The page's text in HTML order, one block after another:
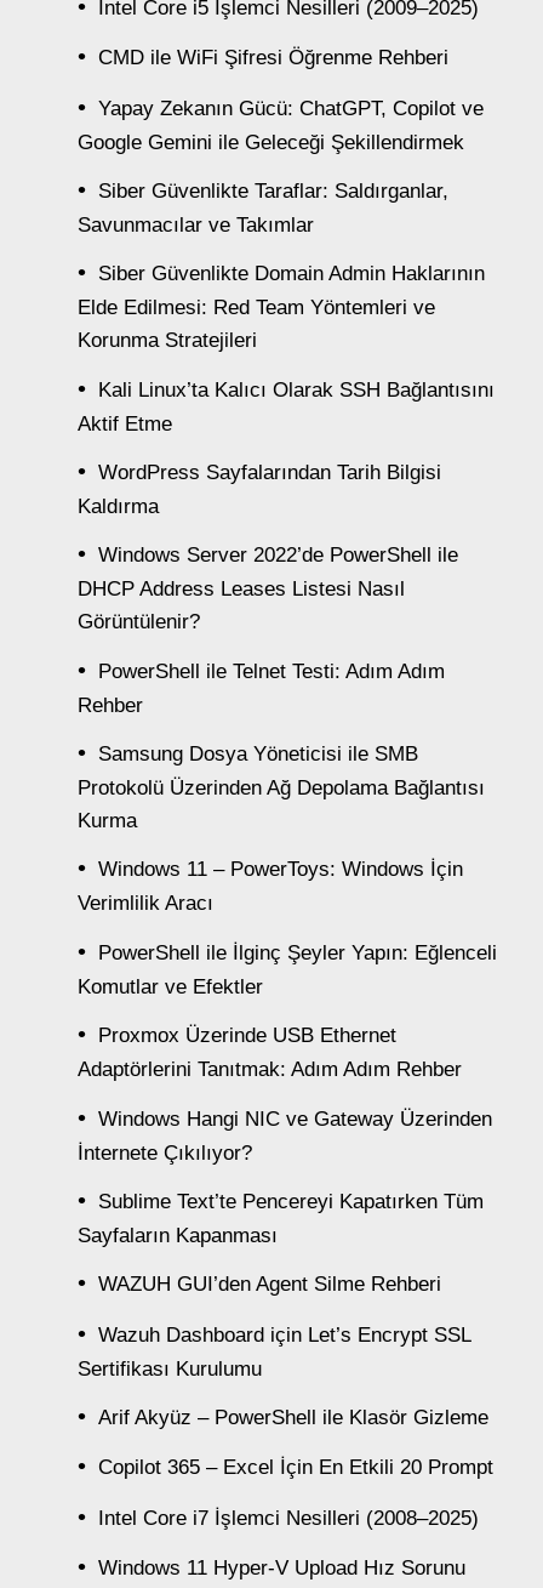
Intel Core i5 İşlemci Nesilleri (2009–2025)
CMD ile WiFi Şifresi Öğrenme Rehberi
Yapay Zekanın Gücü: ChatGPT, Copilot ve
Google Gemini ile Geleceği Şekillendirmek
Siber Güvenlikte Taraflar: Saldırganlar,
Savunmacılar ve Takımlar
Siber Güvenlikte Domain Admin Haklarının
Elde Edilmesi: Red Team Yöntemleri ve
Korunma Stratejileri
Kali Linux’ta Kalıcı Olarak SSH Bağlantısını
Aktif Etme
WordPress Sayfalarından Tarih Bilgisi
Kaldırma
Windows Server 2022’de PowerShell ile
DHCP Address Leases Listesi Nasıl
Görüntülenir?
PowerShell ile Telnet Testi: Adım Adım
Rehber
Samsung Dosya Yöneticisi ile SMB
Protokolü Üzerinden Ağ Depolama Bağlantısı
Kurma
Windows 11 – PowerToys: Windows İçin
Verimlilik Aracı
PowerShell ile İlginç Şeyler Yapın: Eğlenceli
Komutlar ve Efektler
Proxmox Üzerinde USB Ethernet
Adaptörlerini Tanıtmak: Adım Adım Rehber
Windows Hangi NIC ve Gateway Üzerinden
İnternete Çıkılıyor?
Sublime Text’te Pencereyi Kapatırken Tüm
Sayfaların Kapanması
WAZUH GUI’den Agent Silme Rehberi
Wazuh Dashboard için Let’s Encrypt SSL
Sertifikası Kurulumu
Arif Akyüz – PowerShell ile Klasör Gizleme
Copilot 365 – Excel İçin En Etkili 20 Prompt
Intel Core i7 İşlemci Nesilleri (2008–2025)
Windows 11 Hyper-V Upload Hız Sorunu